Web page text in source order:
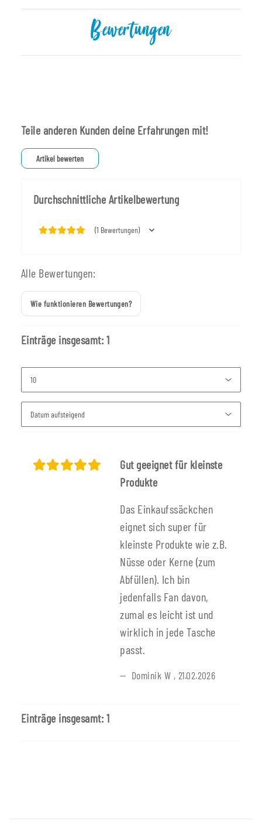
Bewertungen
Durchschnittliche Artikelbewertung
(1 Bewertungen)
Teile anderen Kunden deine Erfahrungen mit!
Artikel bewerten
Alle Bewertungen:
Wie funktionieren Bewertungen?
Einträge insgesamt: 1
Gut geeignet für kleinste
Produkte
Das Einkaufssäckchen
eignet sich super für
kleinste Produkte wie z.B.
Nüsse oder Kerne (zum
Abfüllen). Ich bin
jedenfalls Fan davon,
zumal es leicht ist und
wirklich in jede Tasche
passt.
Dominik W , 21.02.2026
Einträge insgesamt: 1